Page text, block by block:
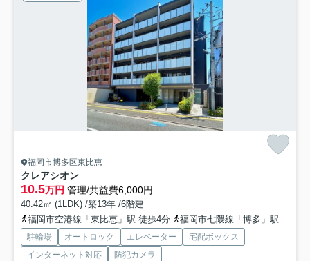
福岡市博多区東比恵
クレアシオン
10.5万円 管理/共益費6,000円
40.42㎡ (1LDK) /築13年 /6階建
福岡市空港線「東比恵」駅 徒歩4分
福岡市七隈線「博多」駅 徒歩19分
駐輪場 オートロック エレベーター
宅配ボックス
インターネット対応
防犯カメラ